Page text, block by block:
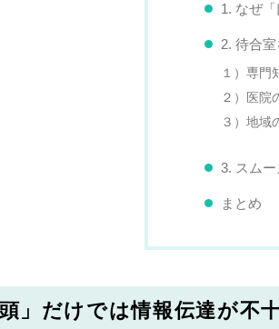
1. なぜ
2. 待合
１）専門
２）医院
３）地域
3. スムー
まとめ
」だけでは情報伝達が不